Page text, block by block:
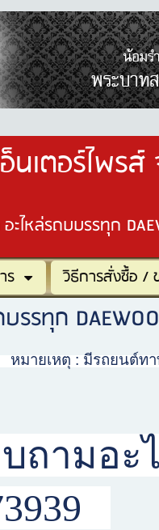
นเตอร์ไพ
ะไหล่รถบบรรทุก
ร วิธีการสั่งซื้อ /
รทุก
ยเหตุ : มีรถยนต์ทา
ถามอะ